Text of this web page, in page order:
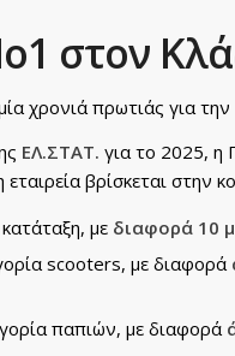
στον
χρονιά πρωτιάς για
ΕΛ.ΣΤΑΤ. για το 2025, η
εταιρεία βρίσκεται
με διαφορά 10
scooters, με διαφορά
παπιών, με διαφορά